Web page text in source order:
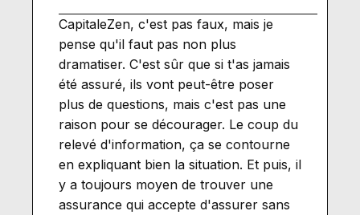
CapitaleZen, c'est pas faux, mais je
pense qu'il faut pas non plus
dramatiser. C'est sûr que si t'as jamais
été assuré, ils vont peut-être poser
plus de questions, mais c'est pas une
raison pour se décourager. Le coup du
relevé d'information, ça se contourne
en expliquant bien la situation. Et puis, il
y a toujours moyen de trouver une
assurance qui accepte d'assurer sans